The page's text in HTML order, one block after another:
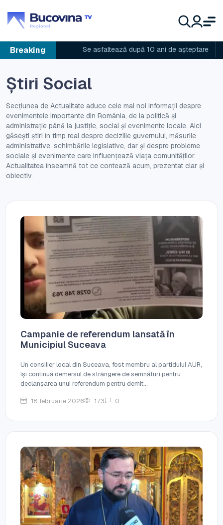
BreakingSe asfaltează după 10 ani de așteptare
Știri Social
Secțiunea de Actualitate aduce cele mai noi informații despre
evenimentele importante din România, de la politică și
administrație până la justiție, social și evenimente locale. Aici
găsești știri în timp real despre deciziile guvernului, măsurile
administrative, schimbările legislative, dar și despre probleme
sociale și evenimente care influențează viața comunităților.
Actualitatea înseamnă tot ce contează acum, prezentat clar și
obiectiv.
Campanie de referendum lansată în
Municipiul Suceava
Un consilier local din Suceava, fost membru al partidului AUR,
își continuă demersul de strângere de semnături pentru
declanșarea unui referendum pentru demit...
18 februarie 2026 173 0